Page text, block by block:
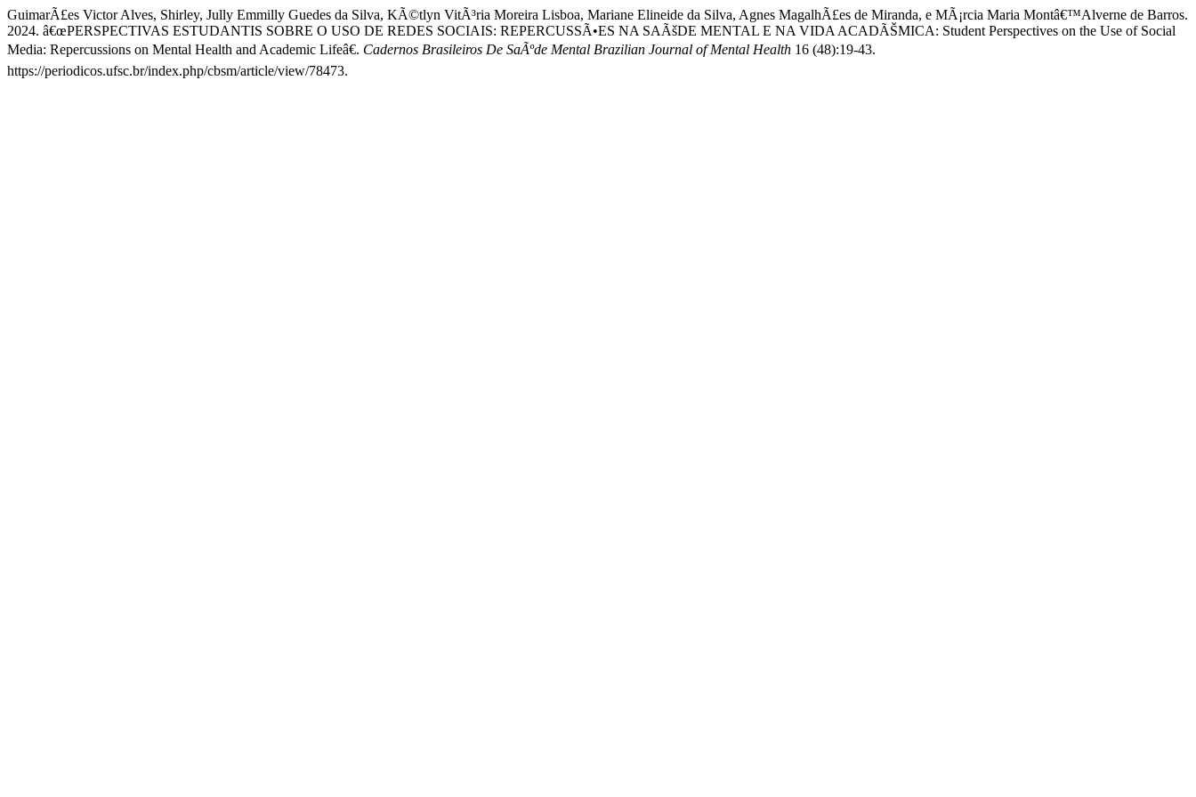
GuimarÃ£es Victor Alves, Shirley, Jully Emmilly Guedes da Silva, KÃ©tlyn VitÃ³ria Moreira Lisboa, Mariane Elineide da Silva, Agnes MagalhÃ£es de Miranda, e MÃ¡rcia Maria Montâ€™Alverne de Barros.
2024. â€œPERSPECTIVAS ESTUDANTIS SOBRE O USO DE REDES SOCIAIS: REPERCUSSÃ•ES NA SAÃšDE MENTAL E NA VIDA ACADÃŠMICA: Student Perspectives on the Use of Social
Media: Repercussions on Mental Health and Academic Lifeâ€. Cadernos Brasileiros De SaÃºde Mental Brazilian Journal of Mental Health 16 (48):19-43.
https://periodicos.ufsc.br/index.php/cbsm/article/view/78473.